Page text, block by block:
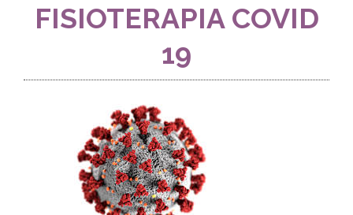
FISIOTERAPIA COVID
19